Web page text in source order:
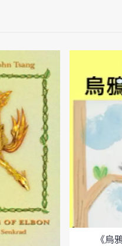
《烏